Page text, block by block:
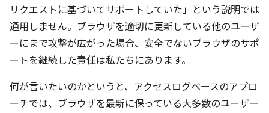
リクエストに基づいてサポートしていた」という説明では
通用しません。ブラウザを適切に更新している他のユーザ
ーにまで攻撃が広がった場合、安全でないブラウザのサポ
ートを継続した責任は私たちにあります。
何が言いたいのかというと、アクセスログベースのアプロ
ーチでは、ブラウザを最新に保っている大多数のユーザー